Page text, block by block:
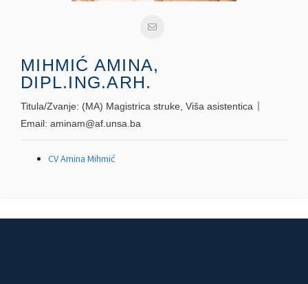
MIHMIĆ AMINA,
DIPL.ING.ARH.
Titula/Zvanje: (MA) Magistrica struke, Viša asistentica
Email: aminam@af.unsa.ba
CV Amina Mihmić